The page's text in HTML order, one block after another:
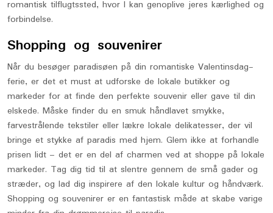
romantisk tilflugtssted, hvor I kan genoplive jeres kærlighed og
forbindelse.
Shopping og souvenirer
Når du besøger paradisøen på din romantiske Valentinsdag-
ferie, er det et must at udforske de lokale butikker og
markeder for at finde den perfekte souvenir eller gave til din
elskede. Måske finder du en smuk håndlavet smykke,
farvestrålende tekstiler eller lækre lokale delikatesser, der vil
bringe et stykke af paradis med hjem. Glem ikke at forhandle
prisen lidt – det er en del af charmen ved at shoppe på lokale
markeder. Tag dig tid til at slentre gennem de små gader og
stræder, og lad dig inspirere af den lokale kultur og håndværk.
Shopping og souvenirer er en fantastisk måde at skabe varige